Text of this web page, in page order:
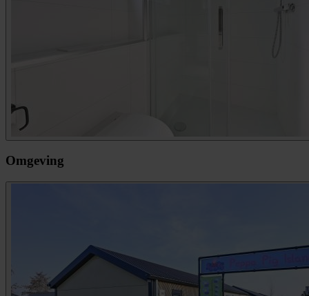
Omgeving